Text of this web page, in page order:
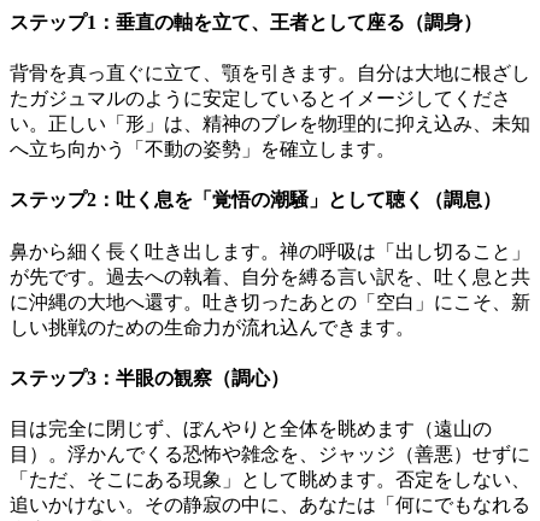
ステップ1：垂直の軸を立て、王者として座る（調身）
背骨を真っ直ぐに立て、顎を引きます。自分は大地に根ざし
たガジュマルのように安定しているとイメージしてくださ
い。正しい「形」は、精神のブレを物理的に抑え込み、未知
へ立ち向かう「不動の姿勢」を確立します。
ステップ2：吐く息を「覚悟の潮騒」として聴く（調息）
鼻から細く長く吐き出します。禅の呼吸は「出し切ること」
が先です。過去への執着、自分を縛る言い訳を、吐く息と共
に沖縄の大地へ還す。吐き切ったあとの「空白」にこそ、新
しい挑戦のための生命力が流れ込んできます。
ステップ3：半眼の観察（調心）
目は完全に閉じず、ぼんやりと全体を眺めます（遠山の
目）。浮かんでくる恐怖や雑念を、ジャッジ（善悪）せずに
「ただ、そこにある現象」として眺めます。否定をしない、
追いかけない。その静寂の中に、あなたは「何にでもなれる